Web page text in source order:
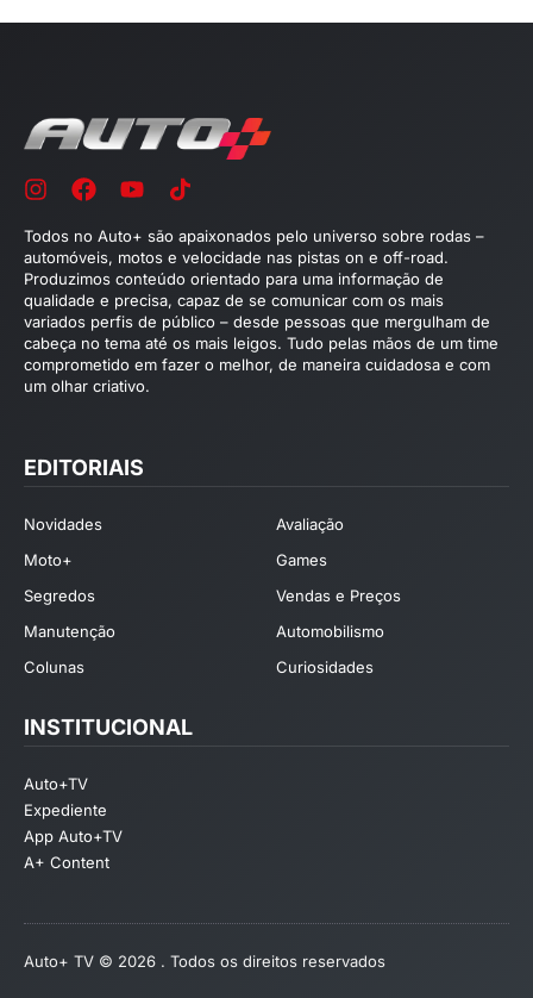
Todos no Auto+ são apaixonados pelo universo sobre rodas –
automóveis, motos e velocidade nas pistas on e off-road.
Produzimos conteúdo orientado para uma informação de
qualidade e precisa, capaz de se comunicar com os mais
variados perfis de público – desde pessoas que mergulham de
cabeça no tema até os mais leigos. Tudo pelas mãos de um time
comprometido em fazer o melhor, de maneira cuidadosa e com
um olhar criativo.
EDITORIAIS
Novidades
Avaliação
Moto+
Games
Segredos
Vendas e Preços
Manutenção
Automobilismo
Colunas
Curiosidades
INSTITUCIONAL
Auto+TV
Expediente
App Auto+TV
A+ Content
Auto+ TV © 2026 . Todos os direitos reservados